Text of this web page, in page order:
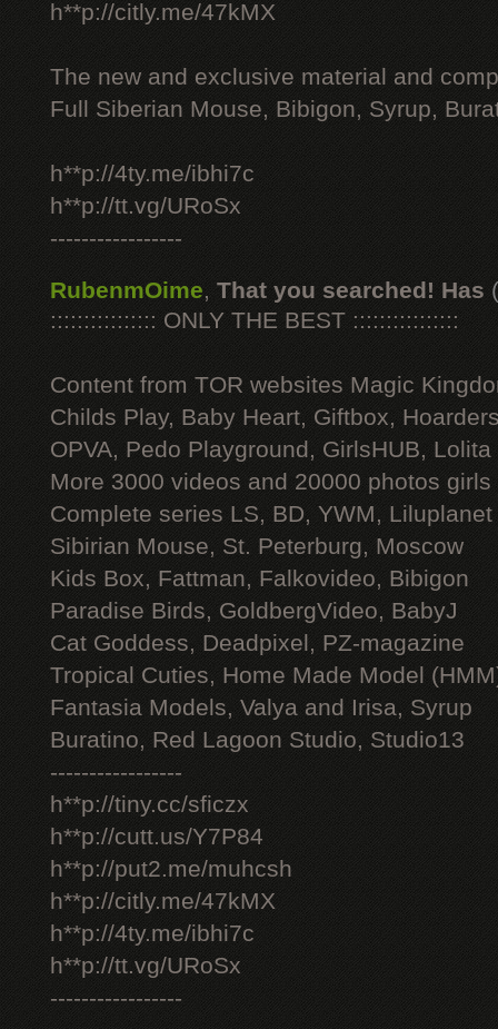
h**p://citly.me/47kMX
The new and exclusive material and
Full Siberian Mouse, Bibigon, Syrup,
h**p://4ty.me/ibhi7c
h**p://tt.vg/URoSx
-----------------
RubenmOime, That you searched! Has
:::::::::::::::: ONLY THE BEST ::::::::::::::::
Content from TOR websites Magic
Childs Play, Baby Heart, Giftbox,
OPVA, Pedo Playground, GirlsHUB, Lolita
More 3000 videos and 20000 photos
Complete series LS, BD, YWM, Liluplanet
Sibirian Mouse, St. Peterburg, Moscow
Kids Box, Fattman, Falkovideo, Bibigon
Paradise Birds, GoldbergVideo, BabyJ
Cat Goddess, Deadpixel, PZ-magazine
Tropical Cuties, Home Made Model
Fantasia Models, Valya and Irisa, Syrup
Buratino, Red Lagoon Studio, Studio13
-----------------
h**p://tiny.cc/sficzx
h**p://cutt.us/Y7P84
h**p://put2.me/muhcsh
h**p://citly.me/47kMX
h**p://4ty.me/ibhi7c
h**p://tt.vg/URoSx
-----------------